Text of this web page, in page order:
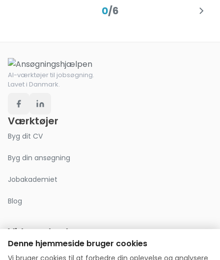
0/6
AI-værktøjer til jobsøgning.
Lavet i Danmark.
Værktøjer
Byg dit CV
Byg din ansøgning
Jobakademiet
Blog
Virksomhed
Om os
Denne hjemmeside bruger cookies
Vi bruger cookies til at forbedre din oplevelse og analysere